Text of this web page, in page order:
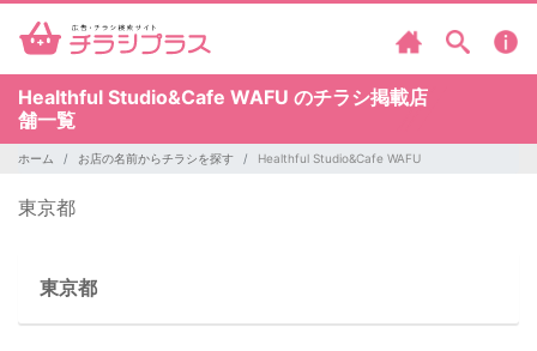
Healthful Studio&Cafe WAFU のチラシ掲載店
舗一覧
ホーム お店の名前からチラシを探す Healthful Studio&Cafe WAFU
東京都
東京都